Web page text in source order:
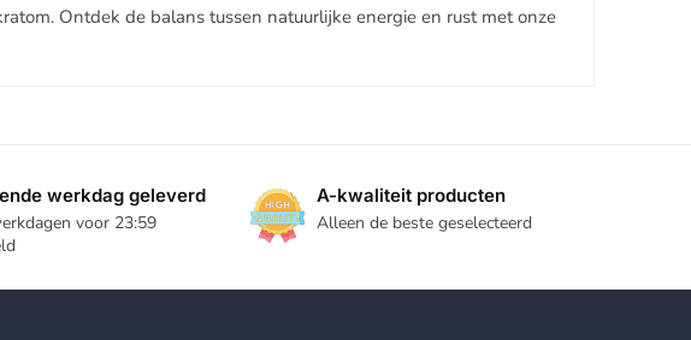
Ontdek de balans tussen natuurlijke energie en rust met onze
werkdag geleverd
voor 23:59
A-kwaliteit producten
Alleen de beste geselecteerd